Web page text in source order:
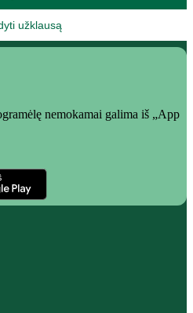
užklausą
nemokamai galima iš „App